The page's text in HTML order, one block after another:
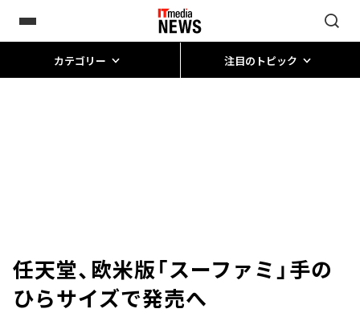
カテゴリー 注目のトピック
任天堂、欧米版「スーファミ」手の
ひらサイズで発売へ